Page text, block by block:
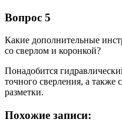
Вопрос 5
Какие дополнительные
со сверлом и коронкой?
Понадобится
точного сверления, а также
разметки.
Похожие записи: